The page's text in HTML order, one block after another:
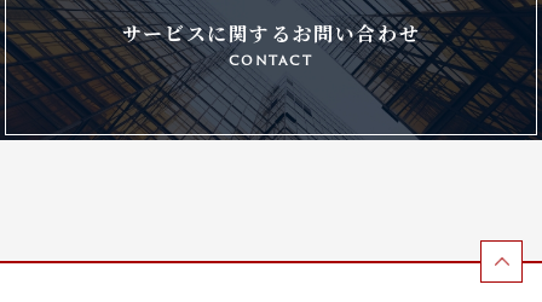
サービスに関するお問い合わせ
contact